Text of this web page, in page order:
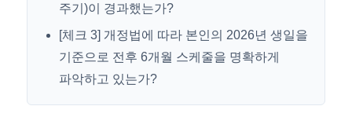
주기)이 경과했는가?
[체크 3] 개정법에 따라 본인의 2026년 생일을
기준으로 전후 6개월 스케줄을 명확하게
파악하고 있는가?